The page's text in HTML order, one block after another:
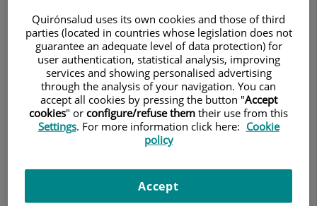
¿Cómo es el proceso donación-trasplante?
La donación de órganos sólo puede realizarse en un
hospital autorizado. Tras el fallecimiento, el Equipo de
Coordinación de Trasplantes:
Realiza las comprobaciones de la muerte marcadas
Quirónsalud uses its own cookies and those of third
parties (located in countries whose legislation does not
guarantee an adequate level of data protection) for
user authentication, statistical analysis, improving
services and showing personalised advertising
through the analysis of your navigation. You can
accept all cookies by pressing the button "Accept
cookies" or configure/refuse them their use from this
Settings. For more information click here: Cookie
policy
Accept